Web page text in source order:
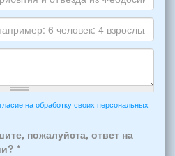
на обработку своих персональных
пожалуйста, ответ на
*